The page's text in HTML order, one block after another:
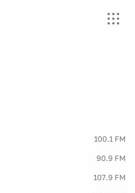
100.1 FM
90.9 FM
107.9 FM